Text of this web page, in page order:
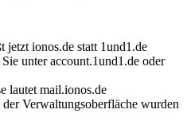
ionos.de statt 1und1.de
unter account.1und1.de oder
lautet mail.ionos.de
Verwaltungsoberfläche wurden